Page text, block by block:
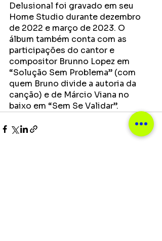
Delusional foi gravado em seu
Home Studio durante dezembro
de 2022 e março de 2023. O
álbum também conta com as
participações do cantor e
compositor Brunno Lopez em
“Solução Sem Problema” (com
quem Bruno divide a autoria da
canção) e de Márcio Viana no
baixo em “Sem Se Validar”.